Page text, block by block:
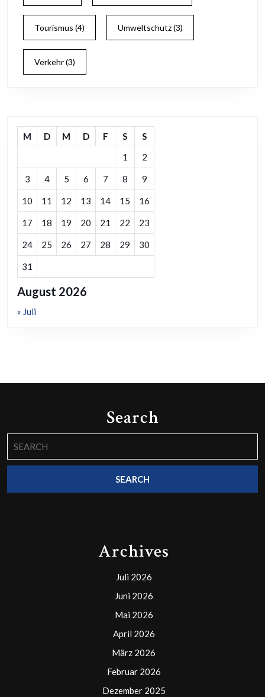
Tourismus (4) Umweltschutz(3)
Verkehr(3)
August 2026
M D M D F S
S
1
2
3 4 5 6 7 8 9
10 11 12 13 14 15 16
17 18 19 20 21 22 23
24 25 26 27 28 29 30
31
« Juli
Search
for:
Archives
Juli 2026
Juni 2026
Mai 2026
April 2026
März 2026
Februar 2026
Dezember 2025